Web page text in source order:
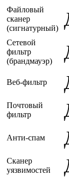
Файловый
сканер
(сигнатурный)
Сетевой
фильтр
(брандмауэр)
Веб-фильтр
Почтовый
фильтр
Анти-спам
Сканер
уязвимостей